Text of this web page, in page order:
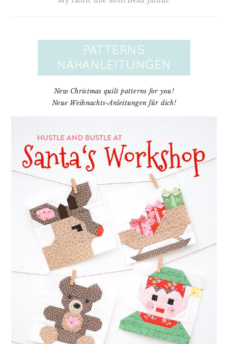
New Christmas quilt patterns for you!
Neue Weihnachts-Anleitungen für dich!